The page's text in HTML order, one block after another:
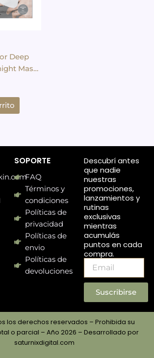
Deep
Mask
SOPORTE
FAQ
Términos y
condiciones
Políticas de
privacidad
Políticas de
envio
Políticas de
devoluciones
Descubrí antes
que nadie
nuestras
promociones,
lanzamientos y
rutinas
exclusivas
mientras
acumulás
puntos en cada
compra.
Suscribirse
los derechos reservados – Prohibida su
o parcial – Año 2026 – Desarrollado por
saturnixdigital.com